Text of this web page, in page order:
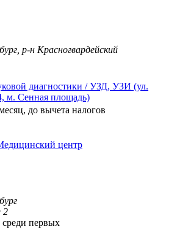
р-н Красногвардейский
диагностики / УЗД, УЗИ (ул.
м. Сенная площадь)
до вычета налогов
центр
2
первых